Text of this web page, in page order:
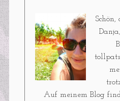
Auf meinem Blog